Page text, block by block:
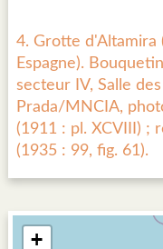
4. Grotte d'Altamira
Espagne).
secteur IV, Salle
Prada/MNCIA,
(1911 : pl. XCVIII) ;
(1935 : 99, fig. 61).
+